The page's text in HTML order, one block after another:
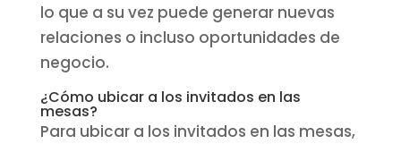
lo que a su vez puede generar nuevas
relaciones o incluso oportunidades de
negocio.
¿Cómo ubicar a los invitados en las
mesas?
Para ubicar a los invitados en las mesas,